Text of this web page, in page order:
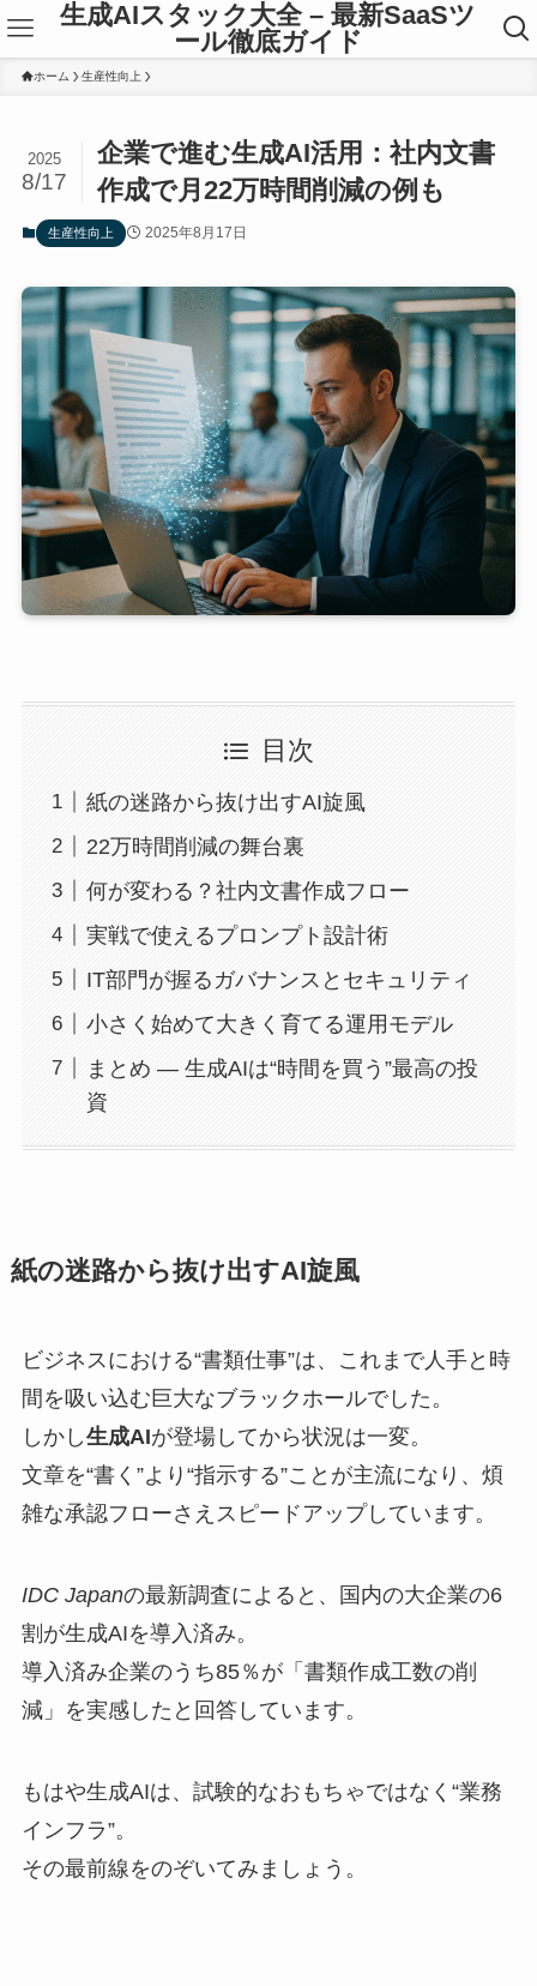
生成AIスタック大全 – 最新SaaSツ
ール徹底ガイド
ホーム 生産性向上
企業で進む生成AI活用：社内文書
作成で月22万時間削減の例も
2025
8/17
生産性向上 2025年8月17日
目次
紙の迷路から抜け出すAI旋風
22万時間削減の舞台裏
何が変わる？社内文書作成フロー
実戦で使えるプロンプト設計術
IT部門が握るガバナンスとセキュリティ
小さく始めて大きく育てる運用モデル
まとめ — 生成AIは“時間を買う”最高の投
資
紙の迷路から抜け出すAI旋風
ビジネスにおける“書類仕事”は、これまで人手と時
間を吸い込む巨大なブラックホールでした。
しかし生成AIが登場してから状況は一変。
文章を“書く”より“指示する”ことが主流になり、煩
雑な承認フローさえスピードアップしています。
IDC Japanの最新調査によると、国内の大企業の6
割が生成AIを導入済み。
導入済み企業のうち85％が「書類作成工数の削
減」を実感したと回答しています。
もはや生成AIは、試験的なおもちゃではなく“業務
インフラ”。
その最前線をのぞいてみましょう。